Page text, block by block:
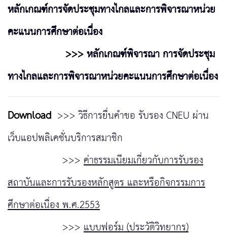
หลักเกณฑ์การจัดประชุมทางไกลและการพิจารณาหน่วย
คะแนนการศึกษาต่อเนื่อง
>>>หลักเกณฑ์พิจารณา การจัดประชุม
ทางไกลและการพิจารณาหน่วยคะแนนการศึกษาต่อเนื่อง
Download >>>วิธีการยื่นคำขอ รับรอง CNEU ผ่าน
เว็บแอปพลิเคชั่นบริการสมาชิก
>>>ค่าธรรมเนียมเกี่ยวกับการรับรอง
สถาบันและการรับรองหลักสูตร และหรือกิจกรรมการ
ศึกษาต่อเนื่อง พ.ศ.2553
>>>แบบฟอร์ม (ประวัติวิทยากร)